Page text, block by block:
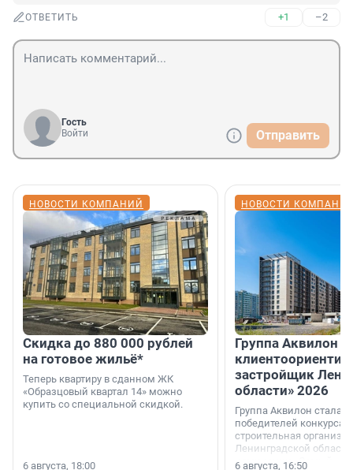
ОТВЕТИТЬ +1 –2
Гость
Войти
Отправить
НОВОСТИ КОМПАНИЙ
Скидка до 880 000 рублей
на готовое жильё*
Теперь квартиру в сданном ЖК
«Образцовый квартал 14» можно
купить со специальной скидкой.
6 августа, 18:00
НОВОСТИ
Группа Аквилон
застройщик
области» 2026
Группа Аквилон стала
победителей конкурса
строительная
Ленинградской области
номинации «Самый
6 августа, 16:50